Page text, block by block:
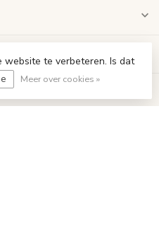
website te verbeteren. Is dat
Meer over cookies »